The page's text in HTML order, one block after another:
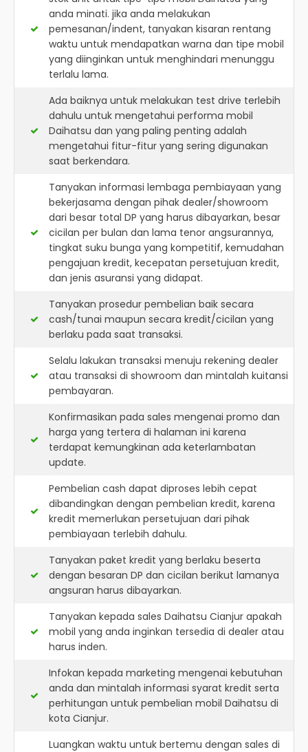
anda minati. jika anda melakukan
pemesanan/indent, tanyakan kisaran rentang
waktu untuk mendapatkan warna dan tipe mobil
yang diinginkan untuk menghindari menunggu
terlalu lama.
Ada baiknya untuk melakukan test drive terlebih
dahulu untuk mengetahui performa mobil
Daihatsu dan yang paling penting adalah
mengetahui fitur-fitur yang sering digunakan
saat berkendara.
Tanyakan informasi lembaga pembiayaan yang
bekerjasama dengan pihak dealer/showroom
dari besar total DP yang harus dibayarkan, besar
cicilan per bulan dan lama tenor angsurannya,
tingkat suku bunga yang kompetitif, kemudahan
pengajuan kredit, kecepatan persetujuan kredit,
dan jenis asuransi yang didapat.
Tanyakan prosedur pembelian baik secara
cash/tunai maupun secara kredit/cicilan yang
berlaku pada saat transaksi.
Selalu lakukan transaksi menuju rekening dealer
atau transaksi di showroom dan mintalah kuitansi
pembayaran.
Konfirmasikan pada sales mengenai promo dan
harga yang tertera di halaman ini karena
terdapat kemungkinan ada keterlambatan
update.
Pembelian cash dapat diproses lebih cepat
dibandingkan dengan pembelian kredit, karena
kredit memerlukan persetujuan dari pihak
pembiayaan terlebih dahulu.
Tanyakan paket kredit yang berlaku beserta
dengan besaran DP dan cicilan berikut lamanya
angsuran harus dibayarkan.
Tanyakan kepada sales Daihatsu Cianjur apakah
mobil yang anda inginkan tersedia di dealer atau
harus inden.
Infokan kepada marketing mengenai kebutuhan
anda dan mintalah informasi syarat kredit serta
perhitungan untuk pembelian mobil Daihatsu di
kota Cianjur.
Luangkan waktu untuk bertemu dengan sales di